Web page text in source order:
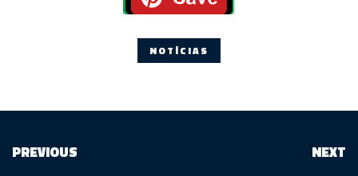
NOTÍCIAS
PREVIOUS NEXT